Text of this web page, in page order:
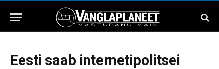
Eesti saab internetipolitsei